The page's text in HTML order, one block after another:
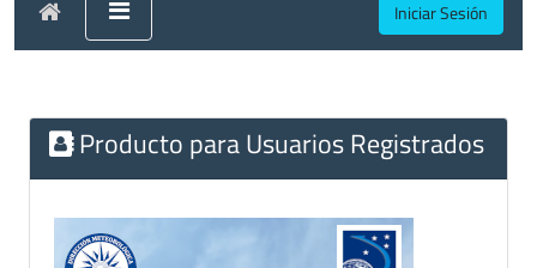
Iniciar Sesión
Producto para Usuarios Registrados